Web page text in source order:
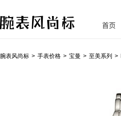
首页
腕表风尚标 手表价格 宝曼 至美系列